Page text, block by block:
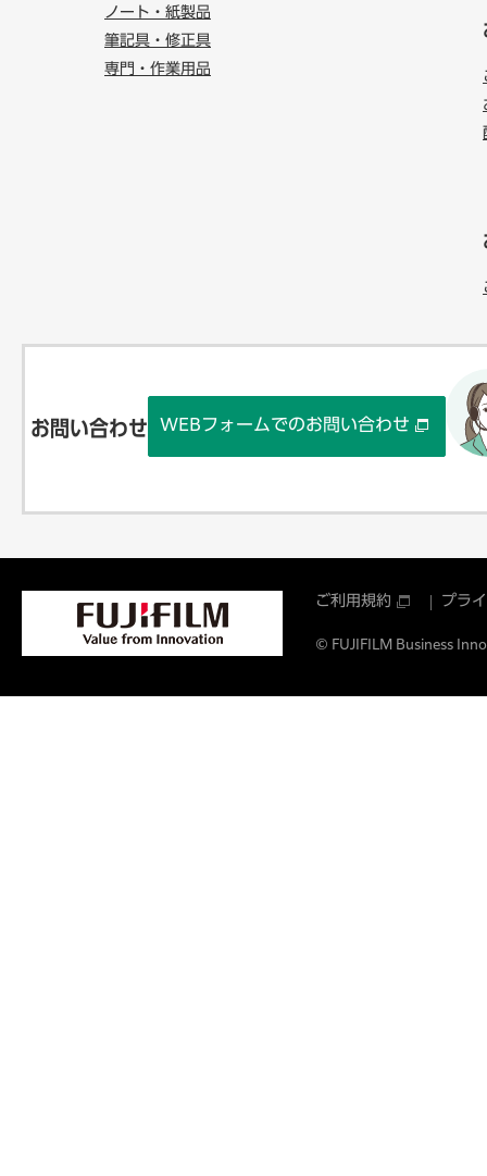
ノート・紙製品
筆記具・修正具
専門・作業用品
お問い合わせ WEBフォームでのお問い合わせ
ご利用規約 プラ
© FUJIFILM Business